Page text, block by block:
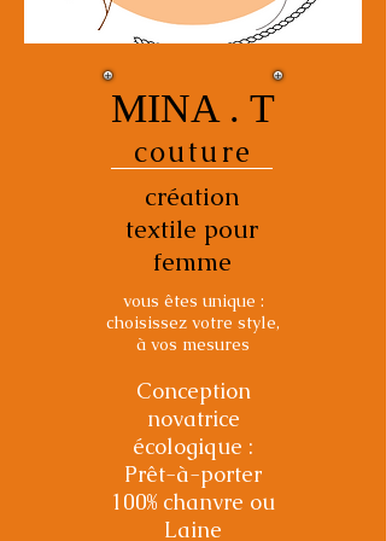
MINA . T
couture
création
textile pour
femme
vous êtes unique :
choisissez votre style,
à vos mesures
Conception
novatrice
écologique :
Prêt-à-porter
100% chanvre ou
Laine